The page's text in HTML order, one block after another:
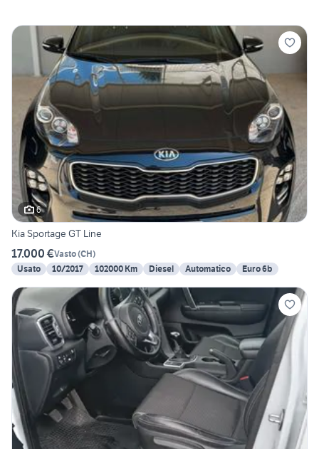
6
Kia Sportage GT Line
17.000 €Vasto(CH)
Usato
10/2017 102000 Km Diesel Automatico Euro 6b